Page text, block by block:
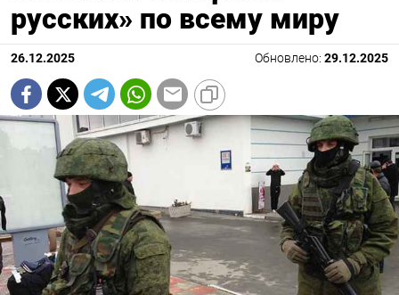
русских» по всему миру
26.12.2025 Обновлено: 29.12.2025